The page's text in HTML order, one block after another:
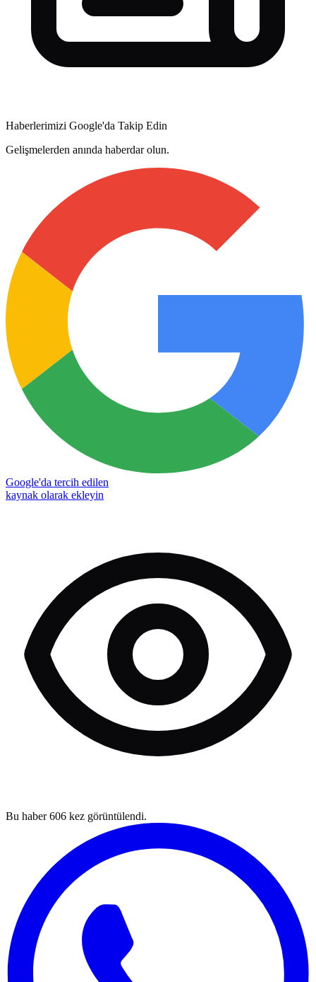
Haberlerimizi Google'da Takip Edin
Gelişmelerden anında haberdar olun.
Google'da tercih edilen
kaynak olarak ekleyin
Bu haber606 kez görüntülendi.